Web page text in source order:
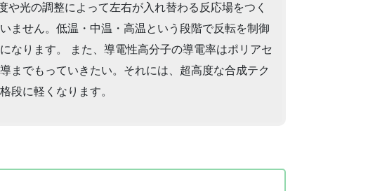
光の調整によって左右が入れ替わる反応場をつく
ません。低温・中温・高温という段階で反転を制御
なります。 また、導電性高分子の導電率はポリアセ
までもっていきたい。それには、超高度な合成テク
段に軽くなります。